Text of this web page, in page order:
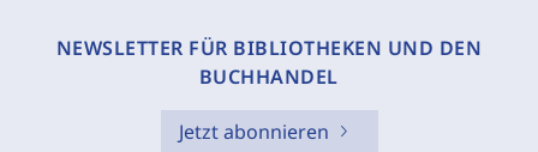
NEWSLETTER FÜR BIBLIOTHEKEN UND DEN
BUCHHANDEL
Jetzt abonnieren